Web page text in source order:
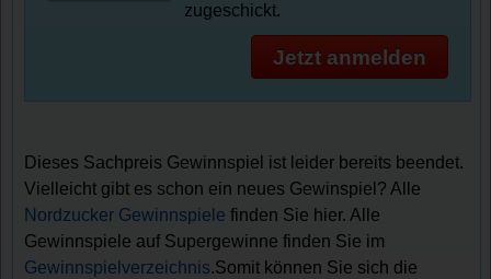
zugeschickt.
Jetzt anmelden
Dieses Sachpreis Gewinnspiel ist leider bereits beendet.
Vielleicht gibt es schon ein neues Gewinspiel? Alle
Nordzucker Gewinnspiele finden Sie hier. Alle
Gewinnspiele auf Supergewinne finden Sie im
Gewinnspielverzeichnis.Somit können Sie sich die